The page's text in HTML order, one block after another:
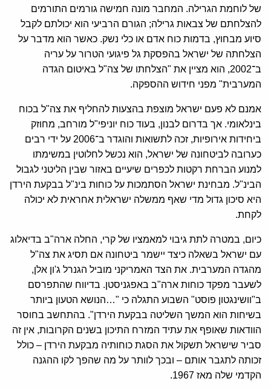
של לוחמת הגרילה. המחבר מונה חמישה גורמים התורמים
להצלחתם של צבאות גרילה; הגורם הרביעי הוא יכולתם לקבל
סיוע מבחוץ, בדמות כוח אדם או כלי נשק. כאשר הוא מדבר על
הצלחתה של ישראל בהפסקת גל פיגועי הטרור על עריה
ב־2002, הוא מציין את "הצלחתו של צה"ל באיטום הגדה
המערבית" מפני חידוש ההספקה.
אמנם לא פעם ישראל מוצפת בהצעות להחליף את צה"ל בכוח
בינלאומי. אך בדרום לבנון, בעוד כוח יוניפי"ל מורחב, מחוזק
ביחידות אירופיות, זכה לתשואות והוגדר ב־2006 על ידי רבים
כערובה לביטחונה של ישראל, הוא נכשל לחלוטין במשימתו
למנוע הברחת רקטות לכפרים שיעיים באזור שבין הליטני לגבול
הבינ"ל. מבחינת ישראל הסתמכות על כוחות בינ"ל בבקעת הירדן
היא סיכון גדול מדי שאף ממשלה ישראלית אחראית לא יכולה
לקחת.
כיום, במטרה לתת גיבוי למאמציו של קרי, החלה ארה"ב בדיאלוג
עם ישראל בשאלה כיצד יישמר ביטחונה אם תסיג את צה"ל
מהגדה המערבית. את הצד האמריקני מוביל הגנרל ג'ון אלן,
לשעבר מפקד כוחות ארה"ב באפגניסטן. בדיווח שהתפרסם
ב"וושינגטון פוסט" השבוע התגלה כי "…הנושא הטעון ביותר
בשיחות הוא המשך השליטה בבקעת הירדן". בהתחשב בחוסר
הוודאות שאופף את עתיד המזרח התיכון בשנים הקרובות, אין זה
סביר שישראל תשקול את הסגת כוחותיה מבקעת הירדן – כולל
זכותה לתגבר אותם – ובכך לוותר על מה שהפך לקו ההגנה
הקדמי שלה מאז 1967.